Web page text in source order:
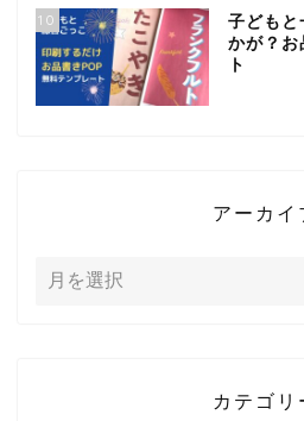
10
子どもと
かが？お
ト
アーカイ
カテゴリ